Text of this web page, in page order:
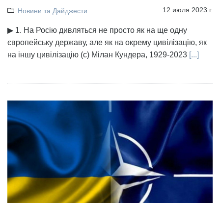
Новини та Дайджести 12 июля 2023 г.
▶ 1. На Росію дивляться не просто як на ще одну
європейську державу, але як на окрему цивілізацію, як
на іншу цивілізацію (с) Мілан Кундера, 1929-2023 [...]